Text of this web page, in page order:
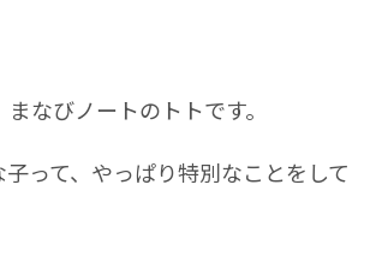
なびノートのトトです。
子って、やっぱり特別なことをして